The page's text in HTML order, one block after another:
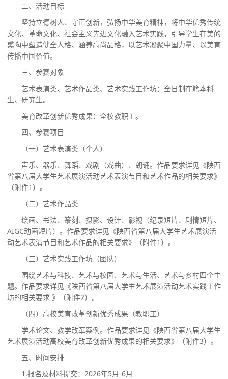
二、活动目标
坚持立德树人、守正创新，弘扬中华美育精神，将中华优秀传统
文化、革命文化、社会主义先进文化融入艺术实践，引导学生在美的
熏陶中塑造健全人格、涵养高尚品格，以艺术凝聚中国力量、以美育
传播中国价值。
三、 参赛对象
艺术表演类、艺术作品类、艺术实践工作坊：全日制在籍本科
生、研究生。
美育改革创新优秀成果：全校教职工。
四、 参赛项目
（一）艺术表演类（个人）
声乐、器乐、舞蹈、戏剧（戏曲）、朗诵。作品要求详见《陕西
省第八届大学生艺术展演活动艺术表演节目和艺术作品的相关要求》
（附件1）。
（二）艺术作品类
绘画、书法、篆刻、摄影、设计、影视（纪录短片、剧情短片、
AIGC动画短片）。作品要求详见《陕西省第八届大学生艺术展演活
动艺术表演节目和艺术作品的相关要求》（附件1）。
（三）艺术实践工作坊（团队）
围绕艺术与科技、艺术与校园、艺术与生活、艺术与乡村四个主
题。作品要求详见《陕西省第八届大学生艺术展演活动艺术实践工作
坊的相关要求 》（附件2）。
（四）高校美育改革创新优秀成果（教职工）
学术论文、教学改革案例。作品要求详见《陕西省第八届大学生
艺术展演活动高校美育改革创新优秀成果的相关要求》（附件3）。
五、 时间安排
1.报名及材料提交：2026年5月-6月